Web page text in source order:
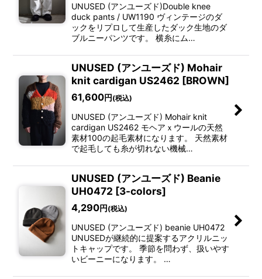
UNUSED (アンユーズド)Double knee
duck pants / UW1190 ヴィンテージのダ
ックをリプロして生産したダック生地のダ
ブルニーパンツです。 横糸にム…
UNUSED (アンユーズド) Mohair
knit cardigan US2462 [BROWN]
61,600円 (税込)
UNUSED (アンユーズド) Mohair knit
cardigan US2462 モヘアｘウールの天然
素材100の起毛素材になります。 天然素材
で起毛しても糸が切れない機械…
UNUSED (アンユーズド) Beanie
UH0472 [3-colors]
4,290円 (税込)
UNUSED (アンユーズド) beanie UH0472
UNUSEDが継続的に提案するアクリルニッ
トキャップです。 季節を問わず、扱いやす
いビーニーになります。 …